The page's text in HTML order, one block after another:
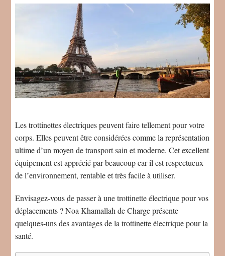
Les trottinettes électriques peuvent faire tellement pour votre
corps. Elles peuvent être considérées comme la représentation
ultime d’un moyen de transport sain et moderne. Cet excellent
équipement est apprécié par beaucoup car il est respectueux
de l’environnement, rentable et très facile à utiliser.
Envisagez-vous de passer à une trottinette électrique pour vos
déplacements ? Noa Khamallah de Charge présente
quelques-uns des avantages de la trottinette électrique pour la
santé.